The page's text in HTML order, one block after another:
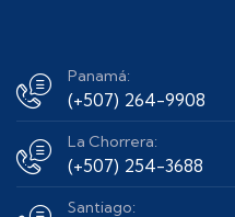
Panamá:
(+507) 264-9908
La Chorrera:
(+507) 254-3688
Santiago: